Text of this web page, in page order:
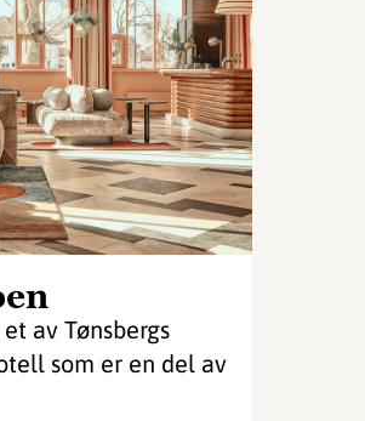
av Tønsbergs
som er en del av